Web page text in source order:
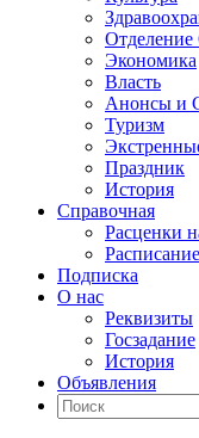
Экономика
Власть
Анонсы и
Туризм
Праздник
История
Справочная
Расценки
Подписка
О нас
Реквизиты
Госзадание
История
Объявления
Поиск
Искать: